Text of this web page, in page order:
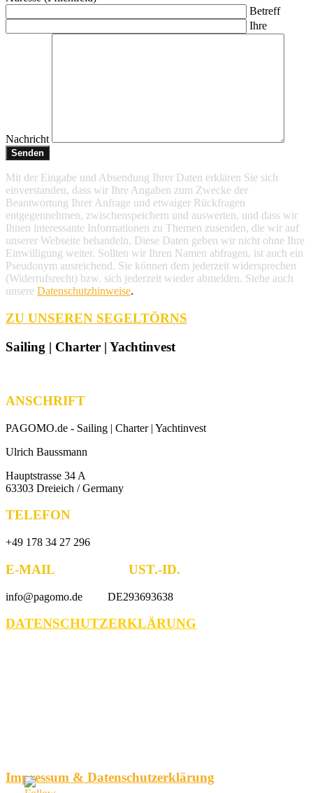
Betreff
Ihre
Nachricht
Mit der Eingabe und Absendung Ihrer Daten erklären Sie sich
einverstanden, dass wir Ihre Angaben zum Zwecke der
Beantwortung Ihrer Anfrage und etwaiger Rückfragen
entgegennehmen, zwischenspeichern und auswerten, und dass wir
Ihnen interessante Informationen zu Themen zusenden, die wir auf
unserer Webseite behandeln. Diese Daten geben wir nicht ohne Ihre
Einwilligung weiter. Sollten wir Ihren Namen abfragen, ist auch ein
Pseudonym ausreichend. Sie können dem jederzeit widersprechen
(Widerrufsrecht) bzw. sich jederzeit wieder abmelden. Siehe auch
unsere Datenschutzhinweise.
ZU UNSEREN SEGELTÖRNS
Sailing | Charter | Yachtinvest
ANSCHRIFT
PAGOMO.de - Sailing | Charter | Yachtinvest
Ulrich Baussmann
Hauptstrasse 34 A
63303 Dreieich / Germany
TELEFON
+49 178 34 27 296
E-MAIL UST.-ID.
info@pagomo.de DE293693638
DATENSCHUTZERKLÄRUNG
Impressum & Datenschutzerklärung